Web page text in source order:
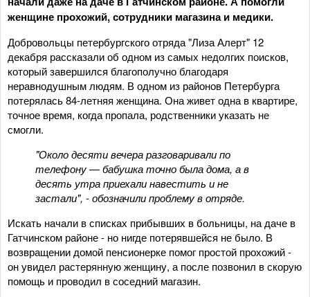
женщине прохожий, сотрудники магазина и медики.
Добровольцы петербургского отряда "Лиза Алерт" 12
декабря рассказали об одном из самых недолгих поисков,
который завершился благополучно благодаря
неравнодушным людям. В одном из районов Петербурга
потерялась 84-летняя женщина. Она живет одна в квартире,
точное время, когда пропала, родственники указать не
смогли.
"Около десяти вечера разговаривали по
телефону — бабушка точно была дома, а в
десять утра приехали навестить и не
застали", - обозначили проблему в отряде.
Искать начали в списках прибывших в больницы, на даче в
Гатчинском районе - но нигде потерявшейся не было. В
возвращении домой пенсионерке помог простой прохожий -
он увидел растерянную женщину, а после позвонил в скорую
помощь и проводил в соседний магазин.